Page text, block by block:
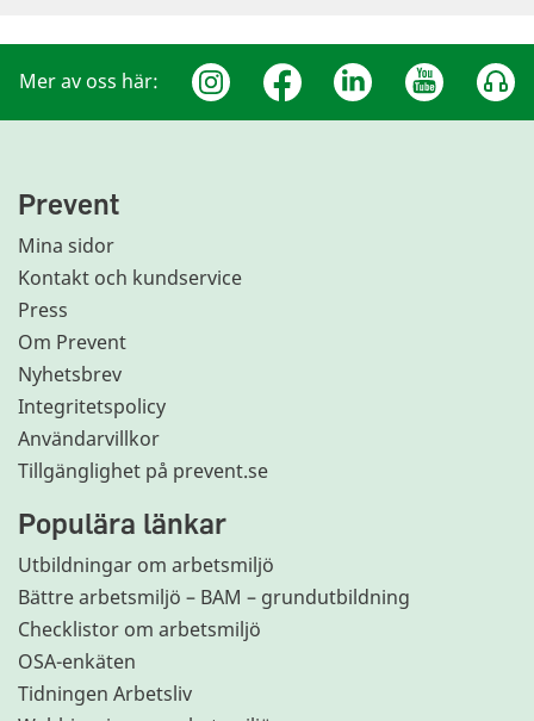
Mer av oss här:
Prevent
Mina sidor
Kontakt och kundservice
Press
Om Prevent
Nyhetsbrev
Integritetspolicy
Användarvillkor
Tillgänglighet på prevent.se
Populära länkar
Utbildningar om arbetsmiljö
Bättre arbetsmiljö – BAM – grundutbildning
Checklistor om arbetsmiljö
OSA-enkäten
Tidningen Arbetsliv